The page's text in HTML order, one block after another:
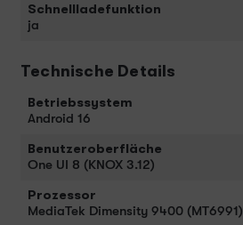
Schnellladefunktion
ja
Technische Details
Betriebssystem
Android 16
Benutzeroberfläche
One UI 8 (KNOX 3.12)
Prozessor
MediaTek Dimensity 9400 (MT6991)